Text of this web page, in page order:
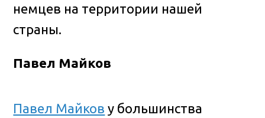
немцев на территории нашей
страны.
Павел Майков
Павел Майков у большинства